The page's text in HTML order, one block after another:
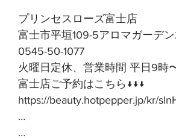
プリンセスローズ富士店
富士市平垣109-5アロマガーデ
0545-50-1077
火曜日定休、営業時間 平日9時
富士店ご予約はこちら↓↓↓
https://beauty.hotpepper.jp/kr/
…
…